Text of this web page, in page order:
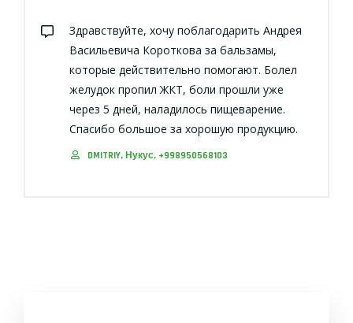
Здравствуйте, хочу поблагодарить Андрея
Васильевича Короткова за бальзамы,
которые действительно помогают. Болел
желудок пропил ЖКТ, боли прошли уже
через 5 дней, наладилось пищеварение.
Спасибо большое за хорошую продукцию.
DMITRIY, Нукус, +998950568103